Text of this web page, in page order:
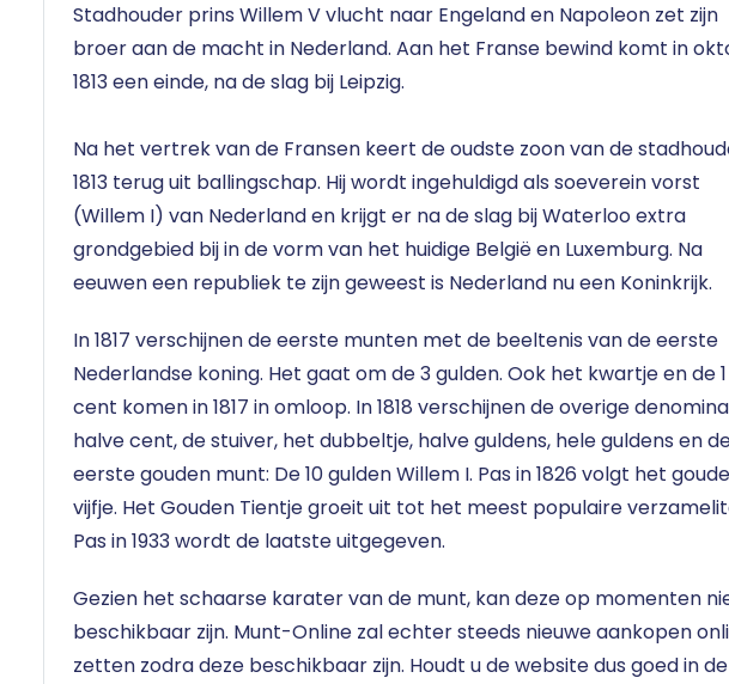
Stadhouder prins Willem V vlucht naar Engeland en Napoleon zet zijn
broer aan de macht in Nederland. Aan het Franse bewind komt in
1813 een einde, na de slag bij Leipzig.
Na het vertrek van de Fransen keert de oudste zoon van de
1813 terug uit ballingschap. Hij wordt ingehuldigd als soeverein vorst
(Willem I) van Nederland en krijgt er na de slag bij Waterloo extra
grondgebied bij in de vorm van het huidige België en Luxemburg. Na
eeuwen een republiek te zijn geweest is Nederland nu een Koninkrijk.
In 1817 verschijnen de eerste munten met de beeltenis van de eerste
Nederlandse koning. Het gaat om de 3 gulden. Ook het kwartje en de 1
cent komen in 1817 in omloop. In 1818 verschijnen de overige
halve cent, de stuiver, het dubbeltje, halve guldens, hele guldens en
eerste gouden munt: De 10 gulden Willem I. Pas in 1826 volgt het
vijfje. Het Gouden Tientje groeit uit tot het meest populaire
Pas in 1933 wordt de laatsteuitgegeven.
Gezien het schaarse karater van de munt, kan deze op momenten
beschikbaar zijn. Munt-Online zal echter steeds nieuwe aankopen
zetten zodra deze beschikbaar zijn. Houdt u de website dus goed in de